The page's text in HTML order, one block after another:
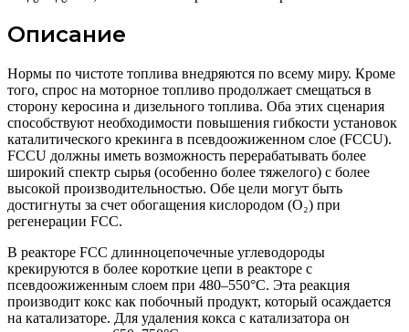
Описание
Нормы по чистоте топлива внедряются по всему миру. Кроме
того, спрос на моторное топливо продолжает смещаться в
сторону керосина и дизельного топлива. Оба этих сценария
способствуют необходимости повышения гибкости установок
каталитического крекинга в псевдоожиженном слое (FCCU).
FCCU должны иметь возможность перерабатывать более
широкий спектр сырья (особенно более тяжелого) с более
высокой производительностью. Обе цели могут быть
достигнуты за счет обогащения кислородом (O₂) при
регенерации FCC.
В реакторе FCC длинноцепочечные углеводороды
крекируются в более короткие цепи в реакторе с
псевдоожиженным слоем при 480–550°C. Эта реакция
производит кокс как побочный продукт, который осаждается
на катализаторе. Для удаления кокса с катализатора он